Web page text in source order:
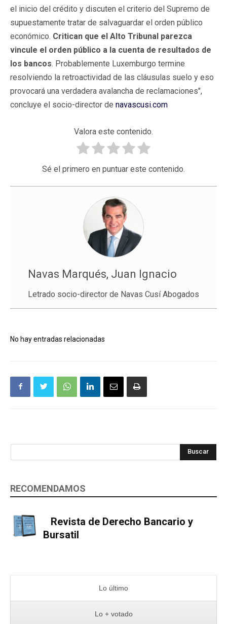
el inicio del crédito y discuten el criterio del Supremo de
supuestamente tratar de salvaguardar el orden público
económico. Critican que el Alto Tribunal parezca
vincule el orden público a la cuenta de resultados de
los bancos. Probablemente Luxemburgo termine
resolviendo la retroactividad de las cláusulas suelo y eso
provocará una verdadera avalancha de reclamaciones",
concluye el socio-director de navascusi.com
Valora este contenido.
Sé el primero en puntuar este contenido.
Navas Marqués, Juan Ignacio
Letrado socio-director de Navas Cusí Abogados
No hay entradas relacionadas
Buscar
RECOMENDAMOS
Revista de Derecho Bancario y
Bursatil
Lo último
Lo + votado